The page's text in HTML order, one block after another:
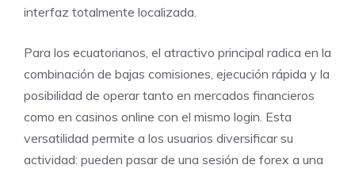
interfaz totalmente localizada.
Para los ecuatorianos, el atractivo principal radica en la
combinación de bajas comisiones, ejecución rápida y la
posibilidad de operar tanto en mercados financieros
como en casinos online con el mismo login. Esta
versatilidad permite a los usuarios diversificar su
actividad: pueden pasar de una sesión de forex a una